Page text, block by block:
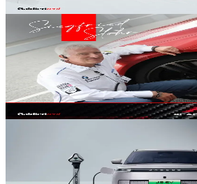
370
Generale
Siegfried Stohr, il ‘filosofo’ della
galdieri rent#auto nuove#auto usate
31 lug
2min
406
Auto elettrica a noleggio, tutti i